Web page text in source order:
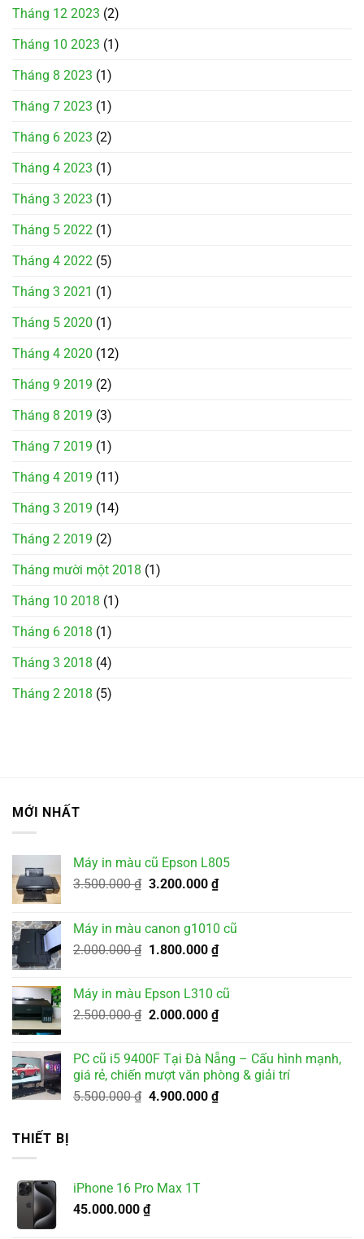
Tháng 12 2023 (2)
Tháng 10 2023 (1)
Tháng 8 2023 (1)
Tháng 7 2023 (1)
Tháng 6 2023 (2)
Tháng 4 2023 (1)
Tháng 3 2023 (1)
Tháng 5 2022 (1)
Tháng 4 2022 (5)
Tháng 3 2021 (1)
Tháng 5 2020 (1)
Tháng 4 2020 (12)
Tháng 9 2019 (2)
Tháng 8 2019 (3)
Tháng 7 2019 (1)
Tháng 4 2019 (11)
Tháng 3 2019 (14)
Tháng 2 2019 (2)
Tháng mười một 2018 (1)
Tháng 10 2018 (1)
Tháng 6 2018 (1)
Tháng 3 2018 (4)
Tháng 2 2018 (5)
MỚI NHẤT
Máy in màu cũ Epson L805
3.500.000₫ Giá
3.500.000 ₫.
3.200.000 ₫Giá
là:
3.200.000 ₫.
Máy in màu canon g1010 cũ
2.000.000₫ Giá
2.000.000 ₫.
1.800.000 ₫Giá
là:
1.800.000 ₫.
Máy in màu Epson L310 cũ
2.500.000₫ Giá
2.500.000 ₫.
2.000.000 ₫Giá
tại
là:
2.000.000 ₫.
PC cũ i5 9400F Tại Đà Nẵng – Cấu hình mạnh,
giá rẻ, chiến mượt văn phòng & giải trí
5.500.000₫ Giá
4.900.000 ₫Giá
THIẾT BỊ
iPhone 16 Pro Max 1T
45.000.000 ₫